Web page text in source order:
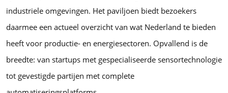
industriele omgevingen. Het paviljoen biedt bezoekers
daarmee een actueel overzicht van wat Nederland te bieden
heeft voor productie- en energiesectoren. Opvallend is de
breedte: van startups met gespecialiseerde sensortechnologie
tot gevestigde partijen met complete